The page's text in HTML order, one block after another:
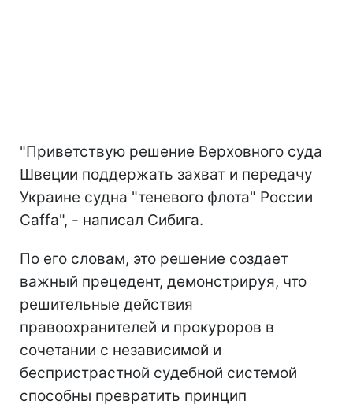
"Приветствую решение Верховного суда
Швеции поддержать захват и передачу
Украине судна "теневого флота" России
Caffa", - написал Сибига.
По его словам, это решение создает
важный прецедент, демонстрируя, что
решительные действия
правоохранителей и прокуроров в
сочетании с независимой и
беспристрастной судебной системой
способны превратить принцип